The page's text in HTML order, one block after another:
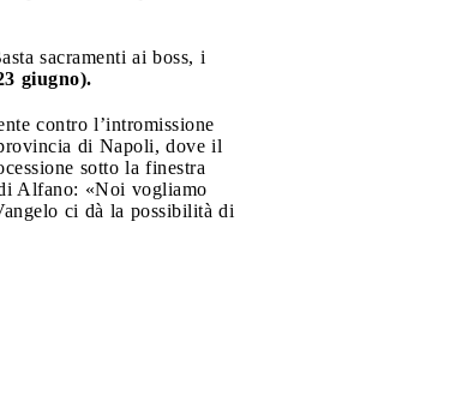
sacramenti ai boss, i
giugno).
contro l’intromissione
di Napoli, dove il
sotto la finestra
Alfano: «Noi vogliamo
ci dà la possibilità di